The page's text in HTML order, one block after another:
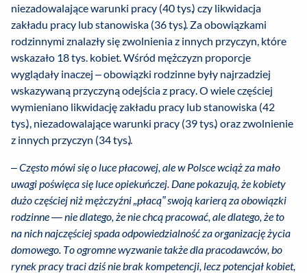
niezadowalające warunki pracy (40 tys.) czy likwidacja
zakładu pracy lub stanowiska (36 tys.). Za obowiązkami
rodzinnymi znalazły się zwolnienia z innych przyczyn, które
wskazało 18 tys. kobiet. Wśród mężczyzn proporcje
wyglądały inaczej – obowiązki rodzinne były najrzadziej
wskazywaną przyczyną odejścia z pracy. O wiele częściej
wymieniano likwidację zakładu pracy lub stanowiska (42
tys.), niezadowalające warunki pracy (39 tys.) oraz zwolnienie
z innych przyczyn (34 tys.).
–Często mówi się o luce płacowej, ale w Polsce wciąż za mało
uwagi poświęca się luce opiekuńczej. Dane pokazują, że kobiety
dużo częściej niż mężczyźni „płacą” swoją karierą za obowiązki
rodzinne — nie dlatego, że nie chcą pracować, ale dlatego, że to
na nich najczęściej spada odpowiedzialność za organizację życia
domowego. To ogromne wyzwanie także dla pracodawców, bo
rynek pracy traci dziś nie brak kompetencji, lecz potencjał kobiet,